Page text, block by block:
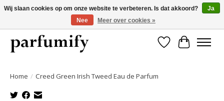
750+ Geuren | Gratis verzending | Maandelijks opzegbaar
Verlanglijst
Home / Creed Green Irish Tweed Eau de Parfum
Wij slaan cookies op om onze website te verbeteren. Is dat akkoord?
Ja
Nee
Meer over cookies »